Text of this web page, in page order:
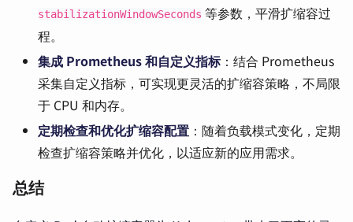
stabilizationWindowSeconds 等参数，平滑扩缩容过
程。
集成 Prometheus 和自定义指标：结合 Prometheus
采集自定义指标，可实现更灵活的扩缩容策略，不局限
于 CPU 和内存。
定期检查和优化扩缩容配置 ：随着负载模式变化，定期
检查扩缩容策略并优化，以适应新的应用需求。
总结